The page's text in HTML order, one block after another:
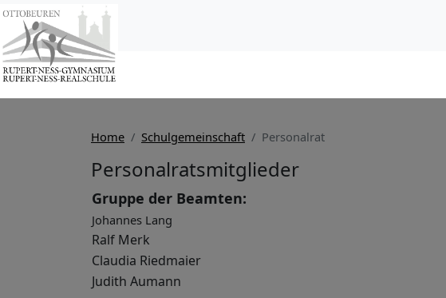
Home Schulgemeinschaft Personalrat
Personalratsmitglieder
Gruppe der Beamten:
Johannes Lang
Ralf Merk
Claudia Riedmaier
Judith Aumann